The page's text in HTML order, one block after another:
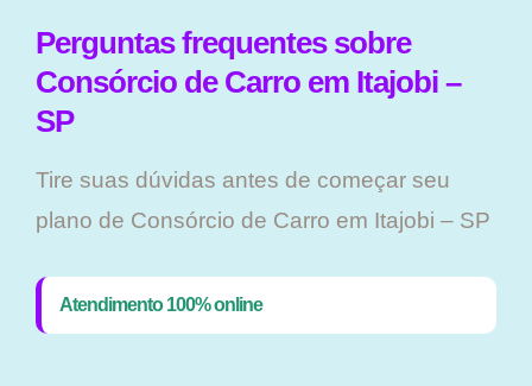
Perguntas frequentes sobre
Consórcio de Carro em Itajobi –
SP
Tire suas dúvidas antes de começar seu
plano ​de Consórcio de Carro em Itajobi – SP
Atendimento 100% online